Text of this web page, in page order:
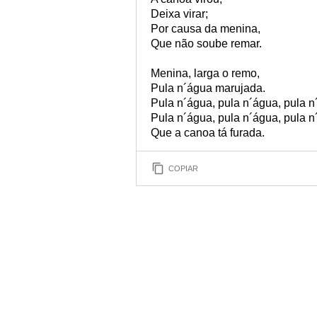
Deixa virar;
Por causa da menina,
Que não soube remar.
Menina, larga o remo,
Pula n´água marujada.
Pula n´água, pula n´água, pula
Pula n´água, pula n´água, pula
Que a canoa tá furada.
COPIAR